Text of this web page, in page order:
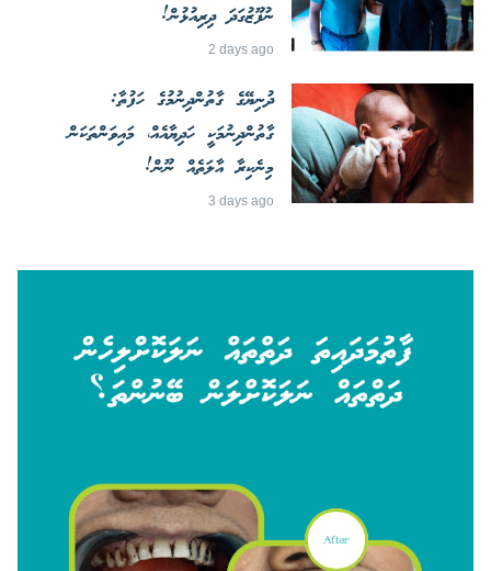
ނުފޫޒުގަދަ ދިރިއުޅުން!
2 days ago
ދުނިޔޭގެ ގާތުންދިނުމުގެ ހަފުތާ:
ގާތުންދިނުމަކީ ހަދިޔާއެއް، މައިވަންތަކަން
މިނެކިރާ އާލަތެއް ނޫން!
3 days ago